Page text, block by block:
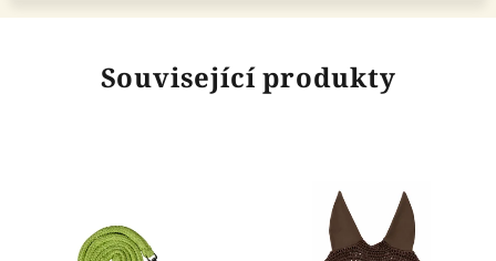
Související produkty